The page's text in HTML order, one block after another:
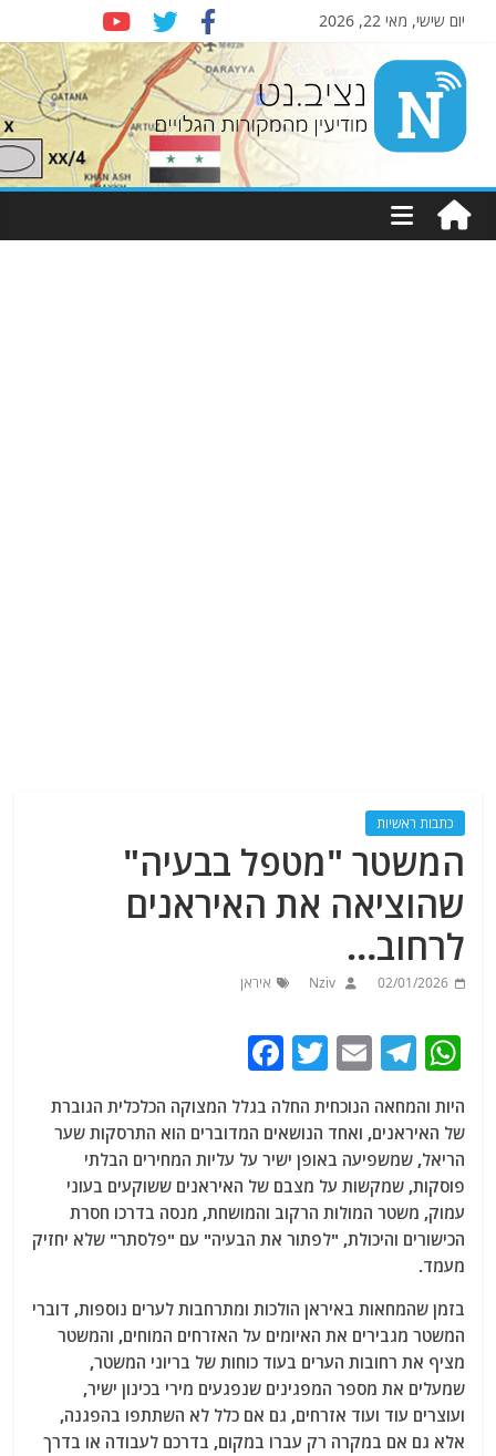
יום שישי, מאי 22, 2026
Nziv.net
מודיעין
מהמקורות
כתבות ראשיות
המשטר "מטפל בבעיה"
שהוציאה את האיראנים
לרחוב…
02/01/2026
Nziv איראן
W
at
s
A
p
p
T
e
g
ra
m
E
ai
l
T
w
itt
er
a
c
e
b
o
k
היות והמחאה הנוכחית החלה בגלל המצוקה הכלכלית הגוברת
של האיראנים, ואחד הנושאים המדוברים הוא התרסקות שער
הריאל, שמשפיעה באופן ישיר על עליות המחירים הבלתי
פוסקות, שמקשות על מצבם של האיראנים ששוקעים בעוני
עמוק, משטר המולות הרקוב והמושחת, מנסה בדרכו חסרת
הכישורים והיכולת, "לפתור את הבעיה" עם "פלסתר" שלא יחזיק
מעמד.
בזמן שהמחאות באיראן הולכות ומתרחבות לערים נוספות, דוברי
המשטר מגבירים את האיומים על האזרחים המוחים, והמשטר
מציף את רחובות הערים בעוד כוחות של בריוני המשטר,
שמעלים את מספר המפגינים שנפגעים מירי בכינון ישיר,
ועוצרים עוד ועוד אזרחים, גם אם כלל לא השתתפו בהפגנה,
אלא גם אם במקרה רק עברו במקום, בדרכם לעבודה או בדרך